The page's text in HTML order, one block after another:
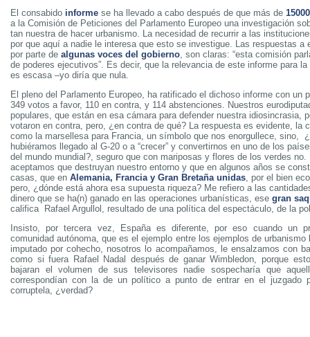
El consabido informe se ha llevado a cabo después de que más de
a la Comisión de Peticiones del Parlamento Europeo una investigación
tan nuestra de hacer urbanismo. La necesidad de recurrir a las
por que aquí a nadie le interesa que esto se investigue. Las respuestas a
por parte de algunas voces del gobierno, son claras: “esta comisión
de poderes ejecutivos”. Es decir, que la relevancia de este informe para
es escasa –yo diría que nula.
El pleno del Parlamento Europeo, ha ratificado el dichoso informe con un
349 votos a favor, 110 en contra, y 114 abstenciones. Nuestros
populares, que están en esa cámara para defender nuestra idiosincrasia,
votaron en contra, pero, ¿en contra de qué? La respuesta es evidente, la
como la marsellesa para Francia, un símbolo que nos enorgullece, sino,
hubiéramos llegado al G-20 o a “crecer” y convertirnos en uno de los
del mundo mundial?, seguro que con mariposas y flores de los verdes no.
aceptamos que destruyan nuestro entorno y que en algunos años se
casas, que en Alemania, Francia y Gran Bretaña unidas, por el bien
pero, ¿dónde está ahora esa supuesta riqueza? Me refiero a las
dinero que se ha(n) ganado en las operaciones urbanísticas, ese gran
califica Rafael Argullol, resultado de una política del espectáculo, de la
Insisto, por tercera vez, España es diferente, por eso cuando un
comunidad autónoma, que es el ejemplo entre los ejemplos de urbanismo
imputado por cohecho, nosotros lo acompañamos, le ensalzamos con
como si fuera Rafael Nadal después de ganar Wimbledon, porque
bajaran el volumen de sus televisores nadie sospecharía que
correspondían con la de un político a punto de entrar en el juzgado
corruptela, ¿verdad?